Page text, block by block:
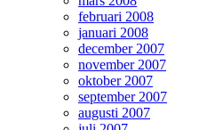
februari 2008
januari 2008
december 2007
november 2007
oktober 2007
september 2007
augusti 2007